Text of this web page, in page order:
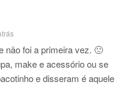
não foi a primeira vez. 🙁
make e acessório ou se
e disseram é aquele